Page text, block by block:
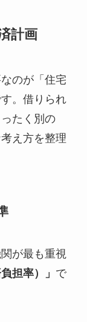
計画
のが「住宅
。借りられ
たく別の
え方を整理
が最も重視
担率）」 で